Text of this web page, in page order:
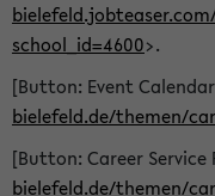
school_id=4600>.
[Button: Event
bielefeld.de/themen/
[Button: Career Service
bielefeld.de/themen/